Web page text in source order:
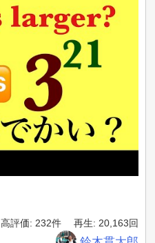
再生: 20,163回
高評価: 232件